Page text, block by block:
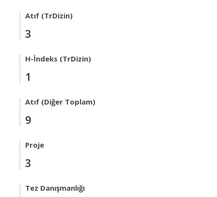
Atıf (TrDizin)
3
H-İndeks (TrDizin)
1
Atıf (Diğer Toplam)
9
Proje
3
Tez Danışmanlığı